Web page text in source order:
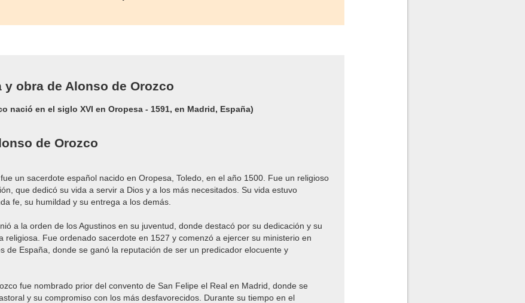
y obra de Alonso de Orozco
nació en el siglo XVI en Oropesa - 1591, en Madrid, España)
de Orozco
un sacerdote español nacido en Oropesa, Toledo, en el año 1500. Fue un religioso
que dedicó su vida a servir a Dios y a los más necesitados. Su vida estuvo
fe, su humildad y su entrega a los demás.
a la orden de los Agustinos en su juventud, donde destacó por su dedicación y su
religiosa. Fue ordenado sacerdote en 1527 y comenzó a ejercer su ministerio en
de España, donde se ganó la reputación de ser un predicador elocuente y
fue nombrado prior del convento de San Felipe el Real en Madrid, donde se
y su compromiso con los más desfavorecidos. Durante su tiempo en el